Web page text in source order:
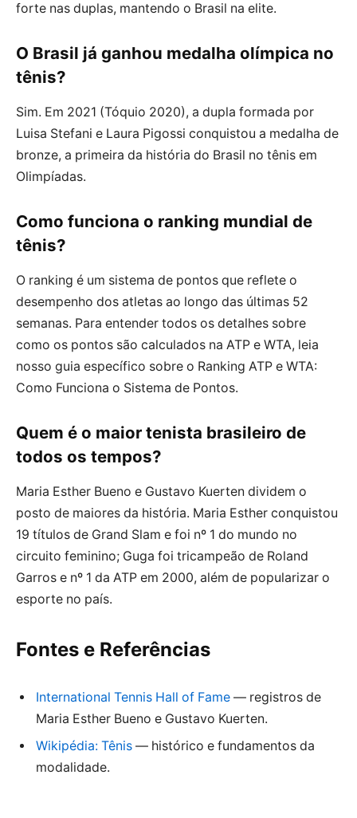
forte nas duplas, mantendo o Brasil na elite.
O Brasil já ganhou medalha olímpica no
tênis?
Sim. Em 2021 (Tóquio 2020), a dupla formada por
Luisa Stefani e Laura Pigossi conquistou a medalha de
bronze, a primeira da história do Brasil no tênis em
Olimpíadas.
Como funciona o ranking mundial de
tênis?
O ranking é um sistema de pontos que reflete o
desempenho dos atletas ao longo das últimas 52
semanas. Para entender todos os detalhes sobre
como os pontos são calculados na ATP e WTA, leia
nosso guia específico sobre o Ranking ATP e WTA:
Como Funciona o Sistema de Pontos.
Quem é o maior tenista brasileiro de
todos os tempos?
Maria Esther Bueno e Gustavo Kuerten dividem o
posto de maiores da história. Maria Esther conquistou
19 títulos de Grand Slam e foi nº 1 do mundo no
circuito feminino; Guga foi tricampeão de Roland
Garros e nº 1 da ATP em 2000, além de popularizar o
esporte no país.
Fontes e Referências
International Tennis Hall of Fame — registros de
Maria Esther Bueno e Gustavo Kuerten.
Wikipédia: Tênis — histórico e fundamentos da
modalidade.